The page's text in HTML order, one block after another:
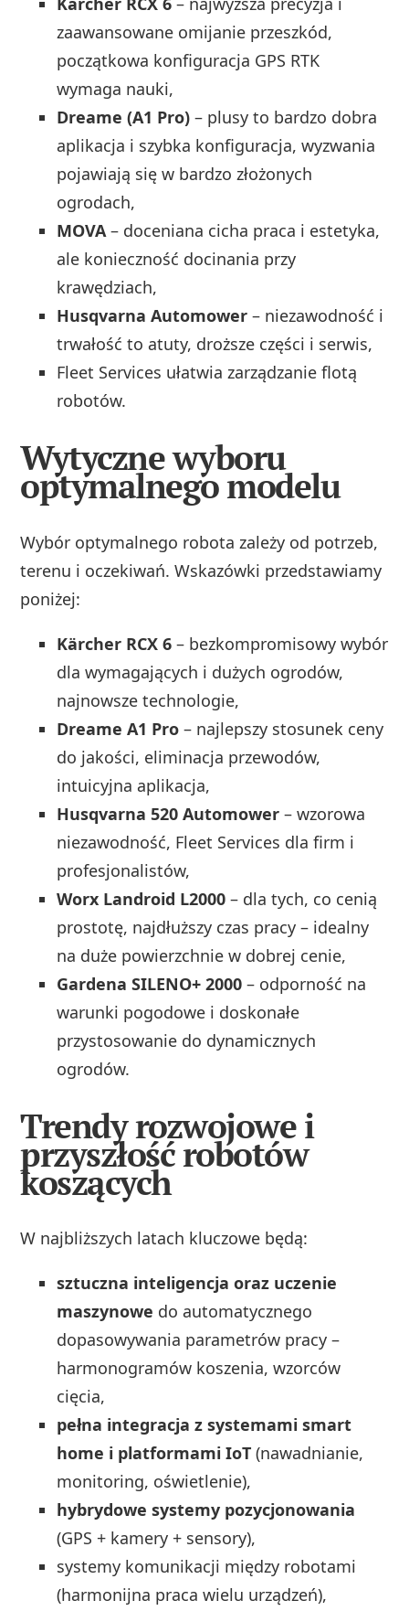
zaawansowane omijanie przeszkód,
początkowa konfiguracja GPS RTK
wymaga nauki,
Dreame (A1 Pro) – plusy to bardzo dobra
aplikacja i szybka konfiguracja, wyzwania
pojawiają się w bardzo złożonych
ogrodach,
MOVA– doceniana cicha praca i estetyka,
ale konieczność docinania przy
krawędziach,
Husqvarna Automower – niezawodność i
trwałość to atuty, droższe części i serwis,
Fleet Services ułatwia zarządzanie flotą
robotów.
Wytyczne wyboru
optymalnego modelu
Wybór optymalnego robota zależy od potrzeb,
terenu i oczekiwań. Wskazówki przedstawiamy
poniżej:
Kärcher RCX 6 – bezkompromisowy wybór
dla wymagających i dużych ogrodów,
najnowsze technologie,
Dreame A1 Pro – najlepszy stosunek ceny
do jakości, eliminacja przewodów,
intuicyjna aplikacja,
Husqvarna 520 Automower – wzorowa
niezawodność, Fleet Services dla firm i
profesjonalistów,
Worx Landroid L2000 – dla tych, co cenią
prostotę, najdłuższy czas pracy – idealny
na duże powierzchnie w dobrej cenie,
Gardena SILENO+ 2000 – odporność na
warunki pogodowe i doskonałe
przystosowanie do dynamicznych
ogrodów.
Trendy rozwojowe i
przyszłość robotów
koszących
W najbliższych latach kluczowe będą:
sztuczna inteligencja oraz uczenie
maszynowe do automatycznego
dopasowywania parametrów pracy –
harmonogramów koszenia, wzorców
cięcia,
pełna integracja z systemami smart
home i platformami IoT (nawadnianie,
monitoring, oświetlenie),
hybrydowe systemy pozycjonowania
(GPS + kamery + sensory),
systemy komunikacji między robotami
(harmonijna praca wielu urządzeń),